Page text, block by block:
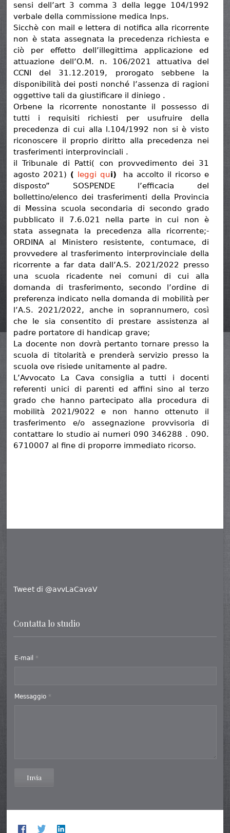
sensi dell’art 3 comma 3 della legge 104/1992
verbale della commissione medica Inps.
Sicchè con mail e lettera di notifica alla ricorrente
non è stata assegnata la precedenza richiesta e
ciò per effetto dell’illegittima applicazione ed
attuazione dell’O.M. n. 106/2021 attuativa del
CCNI del 31.12.2019, prorogato sebbene la
disponibilità dei posti nonché l’assenza di ragioni
oggettive tali da giustificare il diniego .
Orbene la ricorrente nonostante il possesso di
tutti i requisiti richiesti per usufruire della
precedenza di cui alla l.104/1992 non si è visto
riconoscere il proprio diritto alla precedenza nei
trasferimenti interprovinciali .
il Tribunale di Patti( con provvedimento dei 31
agosto 2021) ( leggi qui)
ha accolto il ricorso e
disposto” SOSPENDE l’efficacia del
bollettino/elenco dei trasferimenti della Provincia
di Messina scuola secondaria di secondo grado
pubblicato il 7.6.021 nella parte in cui non è
stata assegnata la precedenza alla ricorrente;-
ORDINA al Ministero resistente, contumace, di
provvedere al trasferimento interprovinciale della
ricorrente a far data dall’A.S. 2021/2022 presso
una scuola ricadente nei comuni di cui alla
domanda di trasferimento, secondo l’ordine di
preferenza indicato nella domanda di mobilità per
l’A.S. 2021/2022, anche in soprannumero, così
che le sia consentito di prestare assistenza al
padre portatore di handicap grave;
La docente non dovrà pertanto tornare presso la
scuola di titolarità e prenderà servizio presso la
scuola ove risiede unitamente al padre.
L’Avvocato La Cava consiglia a tutti i docenti
referenti unici di parenti ed affini sino al terzo
grado che hanno partecipato alla procedura di
mobilità 2021/9022 e non hanno ottenuto il
trasferimento e/o assegnazione provvisoria di
contattare lo studio ai numeri 090 346288 . 090.
6710007 al fine di proporre immediato ricorso.
Tweet di @avvLaCavaV
Contatta lo studio
E-mail *
Messaggio *
Invia